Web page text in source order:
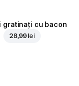
gratinați cu bacon
28,99 lei